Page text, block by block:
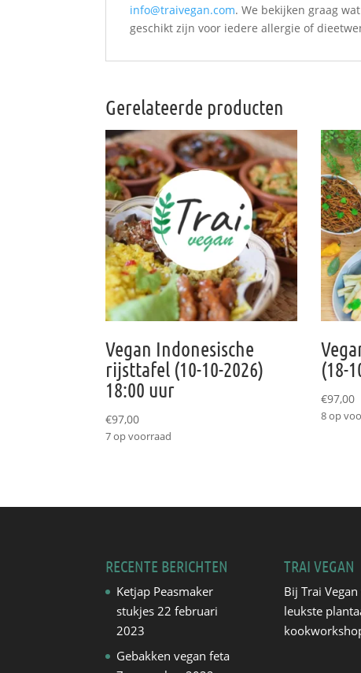
info@traivegan.com. We bekijken graag
geschikt zijn voor iedere allergie of
Gerelateerde producten
Vegan Indonesische
rijsttafel (10-10-2026)
18:00 uur
€97,00
7 op voorraad
(18-
€97,00
8 op
RECENTE BERICHTEN
Ketjap Peasmaker
stukjes 22 februari
2023
Gebakken vegan feta
TRAI VEGAN
Bij Trai
leukste